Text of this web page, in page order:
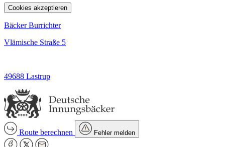
Cookies akzeptieren
Bäcker Burrichter
Vlämische Straße 5
49688 Lastrup
Route berechnen Fehler melden